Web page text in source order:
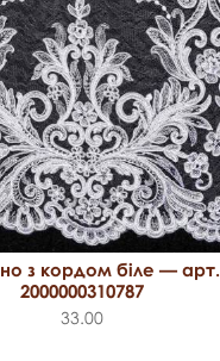
з кордом біле — арт.
2000000310787
33.00